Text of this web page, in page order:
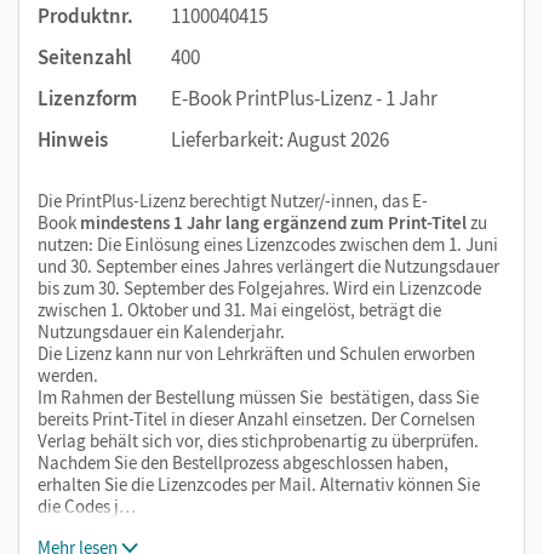
Produktnr.
1100040415
Seitenzahl
400
Lizenzform
E-Book PrintPlus-Lizenz - 1 Jahr
Hinweis
Lieferbarkeit: August 2026
Die PrintPlus-Lizenz berechtigt Nutzer/-innen, das E-
Book mindestens 1 Jahr lang ergänzend zum Print-Titelzu
nutzen: Die Einlösung eines Lizenzcodes zwischen dem 1. Juni
und 30. September eines Jahres verlängert die Nutzungsdauer
bis zum 30. September des Folgejahres. Wird ein Lizenzcode
zwischen 1. Oktober und 31. Mai eingelöst, beträgt die
Nutzungsdauer ein Kalenderjahr.
Die Lizenz kann nur von Lehrkräften und Schulen erworben
werden.
Im Rahmen der Bestellung müssen Sie bestätigen, dass Sie
bereits Print-Titel in dieser Anzahl einsetzen. Der Cornelsen
Verlag behält sich vor, dies stichprobenartig zu überprüfen.
Nachdem Sie den Bestellprozess abgeschlossen haben,
erhalten Sie die Lizenzcodes per Mail. Alternativ können Sie
die Codes j…
Mehr lesen